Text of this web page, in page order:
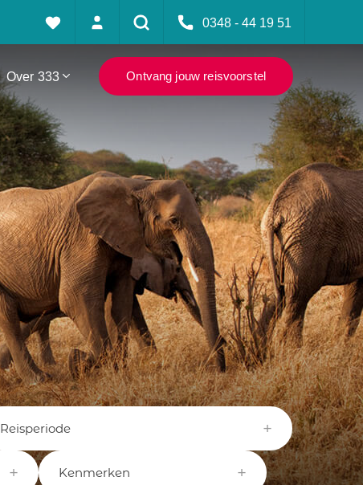
0348 - 44 19 51
Over 333 Ontvang jouw reisvoorstel
Reisperiode
Kenmerken